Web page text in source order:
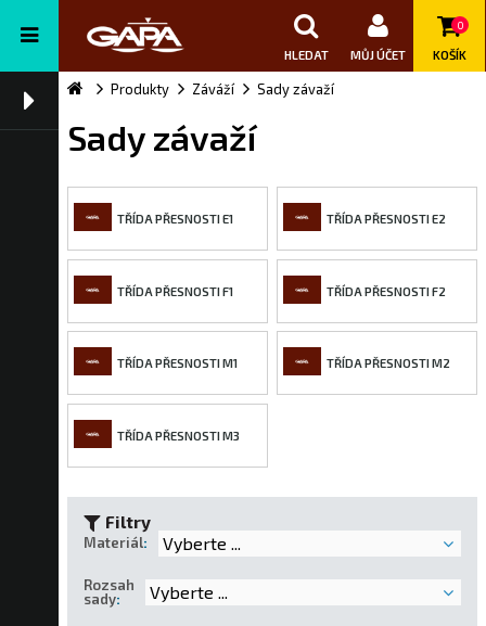
HLEDAT MŮJ ÚČET
0
KOŠÍK
Produkty Záváží Sady závaží
Sady závaží
TŘÍDA PŘESNOSTI E1 TŘÍDA PŘESNOSTI E2
TŘÍDA PŘESNOSTI F1 TŘÍDA PŘESNOSTI F2
TŘÍDA PŘESNOSTI M1 TŘÍDA PŘESNOSTI M2
TŘÍDA PŘESNOSTI M3
Filtry
Materiál: Vyberte ...
Rozsah
sady: Vyberte ...